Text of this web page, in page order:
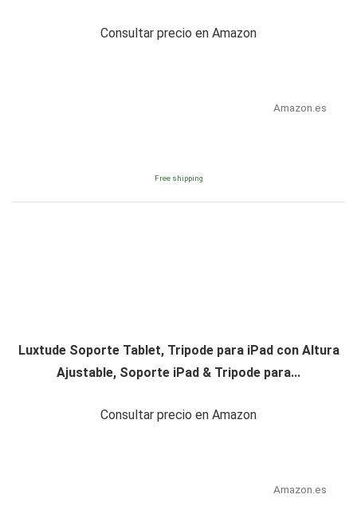
Consultar precio en Amazon
Amazon.es
Free shipping
Luxtude Soporte Tablet, Tripode para iPad con Altura
Ajustable, Soporte iPad & Tripode para...
Consultar precio en Amazon
Amazon.es